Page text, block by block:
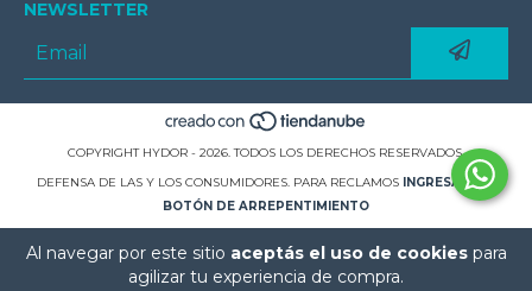
Al navegar por este sitio aceptás el uso de cookiespara
agilizar tu experiencia de compra.
NEWSLETTER
COPYRIGHT HYDOR - 2026. TODOS LOS DERECHOS RESERVADOS.
DEFENSA DE LAS Y LOS CONSUMIDORES. PARA RECLAMOS INGRESÁ ACÁ.
BOTÓN DE ARREPENTIMIENTO